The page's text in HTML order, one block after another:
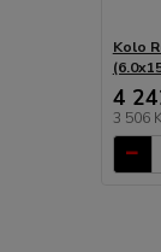
Kolo
4
3 506